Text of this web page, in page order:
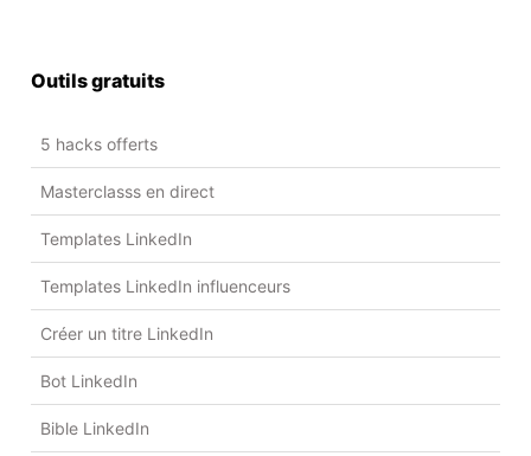
Outils gratuits
5 hacks offerts
Masterclasss en direct
Templates LinkedIn
Templates LinkedIn influenceurs
Créer un titre LinkedIn
Bot LinkedIn
Bible LinkedIn